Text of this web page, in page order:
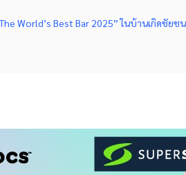
World’s Best Bar 2025” ในบ้านเกิดชัย